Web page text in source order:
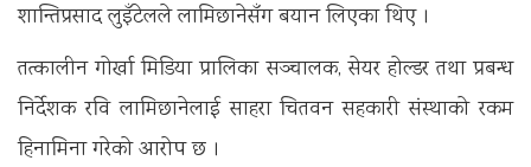
शान्तिप्रसाद लुइँटेलले लामिछानेसँग बयान लिएका थिए ।
तत्कालीन गोर्खा मिडिया प्रालिका सञ्चालक, सेयर होल्डर तथा प्रबन्ध
निर्देशक रवि लामिछानेलाई साहरा चितवन सहकारी संस्थाको रकम
हिनामिना गरेको आरोप छ ।